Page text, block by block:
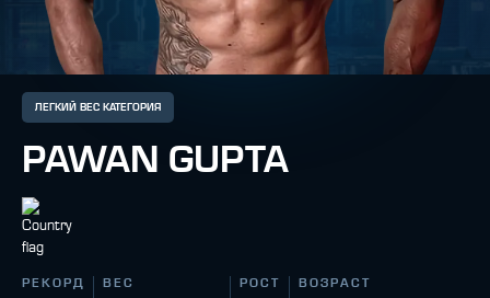
ЛЕГКИЙ ВЕС КАТЕГОРИЯ
PAWAN GUPTA
РЕКОРД ВЕС РОСТ ВОЗРАСТ